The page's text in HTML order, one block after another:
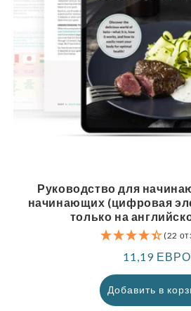
Руководство для
начинающих (цифровая
только на
(22
Обычная
цена
11,19 ЕВРО
Добавить в